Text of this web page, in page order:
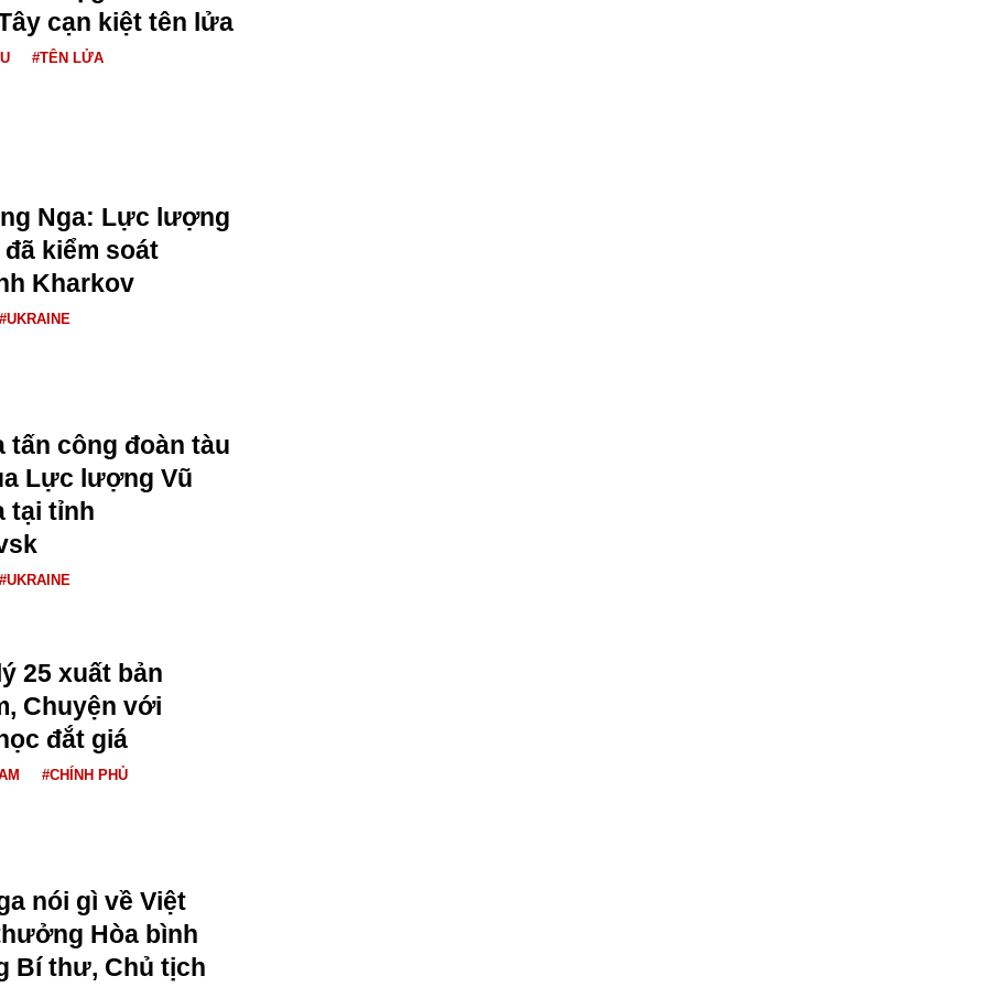
cạn kiệt tên lửa
#TÊN LỬA
Nga: Lực lượng
kiểm soát
Kharkov
#UKRAINE
tấn công đoàn tàu
Lực lượng Vũ
tại tỉnh
#UKRAINE
25 xuất bản
Chuyện với
đắt giá
#CHÍNH PHỦ
nói gì về Việt
Hòa bình
Bí thư, Chủ tịch